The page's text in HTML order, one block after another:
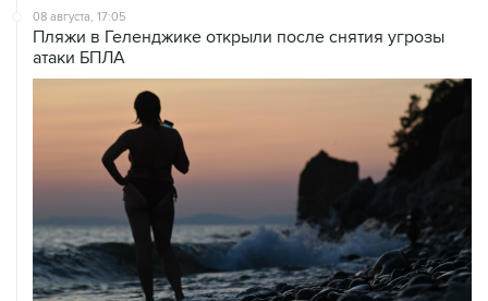
08 августа, 17:05
Пляжи в Геленджике открыли после снятия угрозы
атаки БПЛА